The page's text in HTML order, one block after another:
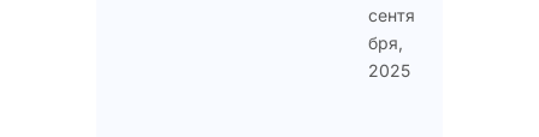
сентя
бря,
2025